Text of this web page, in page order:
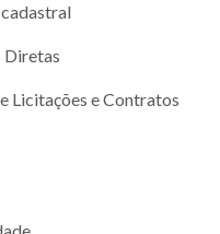
Diretas
Licitações e Contratos